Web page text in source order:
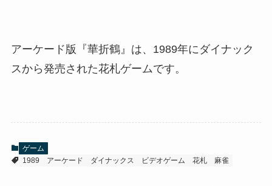
アーケード版『華折鶴』は、1989年にダイナック
スから発売された花札ゲームです。
ゲーム
1989
アーケード ダイナックス ビデオゲーム 花札 麻雀